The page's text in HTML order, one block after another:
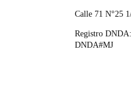
Calle 71 N°25
Registro
DNDA#MJ